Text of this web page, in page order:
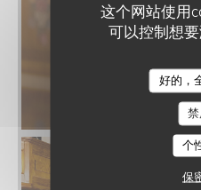
这个网站使用
可以控制想要
好的，
个
保
L'AUBERGE